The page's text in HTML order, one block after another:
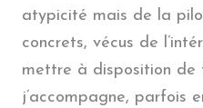
atypicité mais de la
concrets, vécus de
mettre à disposition de
j’accompagne, parfois